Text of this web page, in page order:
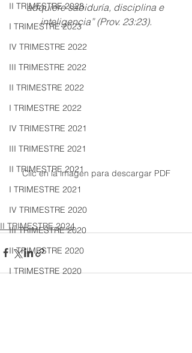
II TRIMESTRE 2023
I TRIMESTRE 2023
IV TRIMESTRE 2022
III TRIMESTRE 2022
II TRIMESTRE 2022
I TRIMESTRE 2022
IV TRIMESTRE 2021
III TRIMESTRE 2021
II TRIMESTRE 2021
I TRIMESTRE 2021
IV TRIMESTRE 2020
III TRIMESTRE 2020
II TRIMESTRE 2020
I TRIMESTRE 2020
adquiere sabiduría, disciplina e
inteligencia” (Prov. 23:23).
Clic en la imagen para descargar PDF
II TRIMESTRE 2024